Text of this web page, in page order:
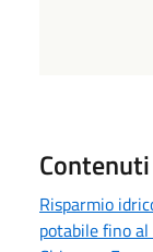
Risparmio
potabile fino